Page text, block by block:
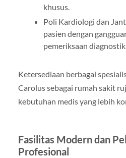
khusus.
Poli Kardiologi dan
pasien dengan
pemeriksaan
Ketersediaan berbagai
Carolus sebagai rumah sakit
kebutuhan medis yang lebih
Fasilitas Modern dan
Profesional